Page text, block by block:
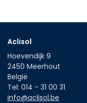
Aclisol
Hoevendijk 9
2450 Meerhout
België
Tel: 014 - 31 00 31
info@aclisol.be